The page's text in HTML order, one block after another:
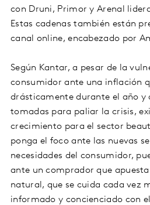
con Druni, Primor y Arenal
Estas cadenas también están
canal online, encabezado por
Según Kantar, a pesar de la
consumidor ante una inflación
drásticamente durante el año y
tomadas para paliar la crisis,
crecimiento para el sector
ponga el foco ante las nuevas
necesidades del consumidor,
ante un comprador que
natural, que se cuida cada vez
informado y concienciado con